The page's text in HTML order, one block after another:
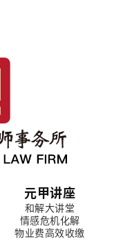
元甲讲座
和解大讲堂
情感危机化解
物业费高效收缴